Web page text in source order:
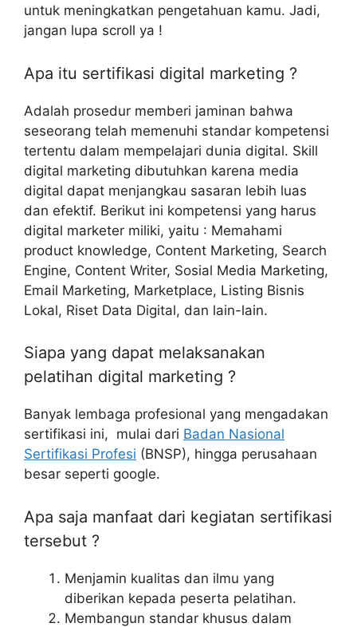
untuk meningkatkan pengetahuan kamu. Jadi,
jangan lupa scroll ya !
Apa itu sertifikasi digital marketing ?
Adalah prosedur memberi jaminan bahwa
seseorang telah memenuhi standar kompetensi
tertentu dalam mempelajari dunia digital. Skill
digital marketing dibutuhkan karena media
digital dapat menjangkau sasaran lebih luas
dan efektif. Berikut ini kompetensi yang harus
digital marketer miliki, yaitu : Memahami
product knowledge, Content Marketing, Search
Engine, Content Writer, Sosial Media Marketing,
Email Marketing, Marketplace, Listing Bisnis
Lokal, Riset Data Digital, dan lain-lain.
Siapa yang dapat melaksanakan
pelatihan digital marketing ?
Banyak lembaga profesional yang mengadakan
sertifikasi ini, mulai dari Badan Nasional
Sertifikasi Profesi (BNSP), hingga perusahaan
besar seperti google.
Apa saja manfaat dari kegiatan sertifikasi
tersebut ?
Menjamin kualitas dan ilmu yang
diberikan kepada peserta pelatihan.
Membangun standar khusus dalam